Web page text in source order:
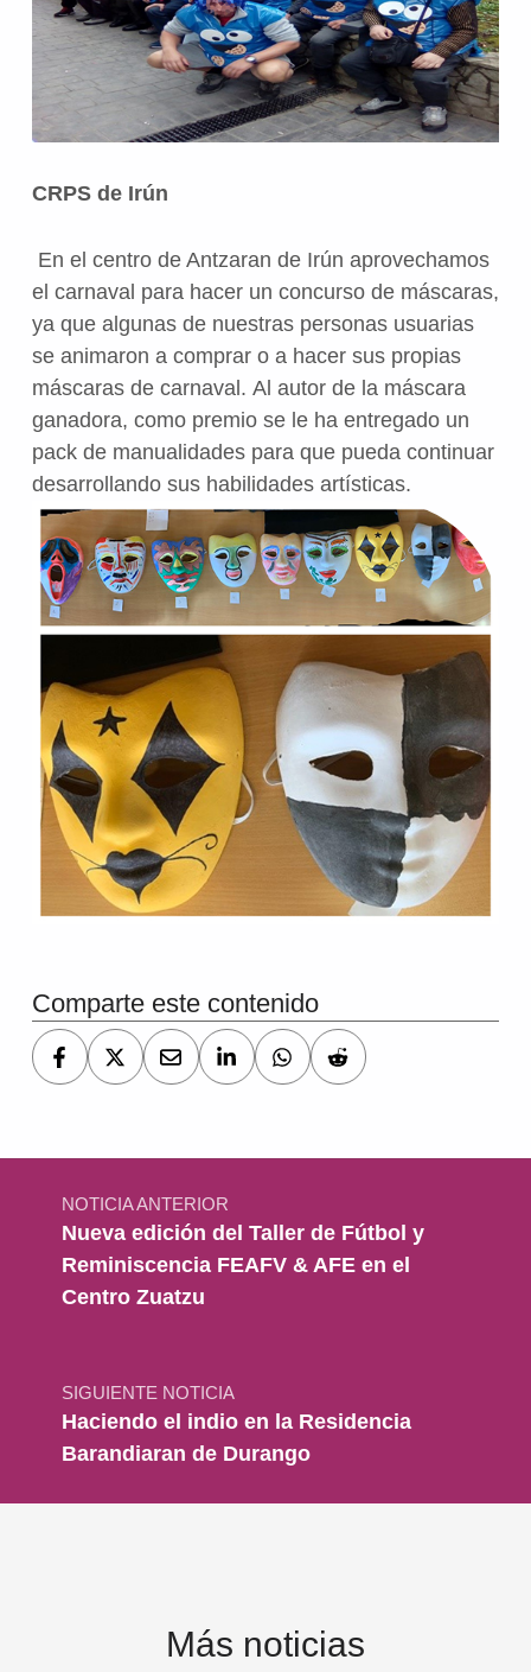
CRPS de Irún
En el centro de Antzaran de Irún aprovechamos
el carnaval para hacer un concurso de máscaras,
ya que algunas de nuestras personas usuarias
se animaron a comprar o a hacer sus propias
máscaras de carnaval. Al autor de la máscara
ganadora, como premio se le ha entregado un
pack de manualidades para que pueda continuar
desarrollando sus habilidades artísticas.
Comparte este contenido
Navegación de entradas
NOTICIA ANTERIOR
Nueva edición del Taller de Fútbol y
Reminiscencia FEAFV & AFE en el
Centro Zuatzu
SIGUIENTE NOTICIA
Haciendo el indio en la Residencia
Barandiaran de Durango
Más noticias